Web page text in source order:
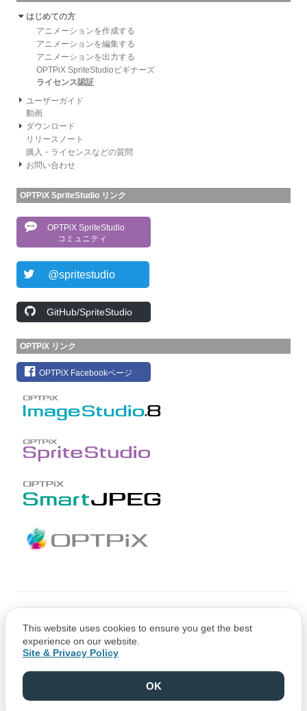
はじめての方
アニメーションを作成する
アニメーションを編集する
アニメーションを出力する
OPTPiX SpriteStudioビギナーズ
ライセンス認証
ユーザーガイド
動画
ダウンロード
リリースノート
購入・ライセンスなどの質問
お問い合わせ
OPTPiX SpriteStudio リンク
OPTPiX SpriteStudio
コミュニティ
@spritestudio
GitHub/SpriteStudio
OPTPiX リンク
OPTPiX Facebookページ
Copyright © 1991-2021 Web Technology Corp.
This website uses cookies to ensure you get the best
experience on our website.
Site & Privacy Policy
OK